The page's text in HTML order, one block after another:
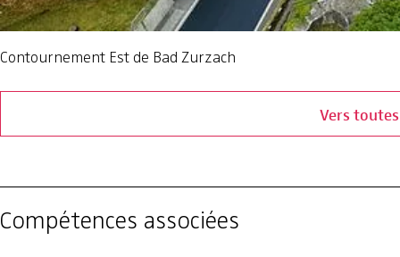
Contournement Est de Bad Zurzach
Vers
Compétences associées